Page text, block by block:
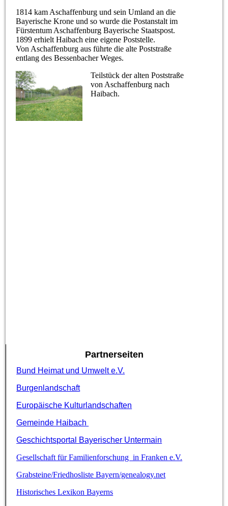
1814 kam Aschaffenburg und sein Umland an die
Bayerische Krone und so wurde die Postanstalt im
Fürstentum Aschaffenburg Bayerische Staatspost.
1899 erhielt Haibach eine eigene Poststelle.
Von Aschaffenburg aus führte die alte Poststraße
entlang des Bessenbacher Weges.
Teilstück der alten Poststraße
von Aschaffenburg nach
Haibach.
Partnerseiten
Bund Heimat und Umwelt e.V.
Burgenlandschaft
Europäische Kulturlandschaften
Gemeinde Haibach
Geschichtsportal Bayerischer Untermain
Gesellschaft für Familienforschung in Franken e.V.
Grabsteine/Friedhosliste Bayern/genealogy.net
Historisches Lexikon Bayerns